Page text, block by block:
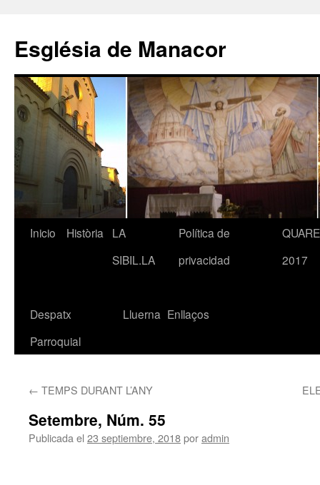
contenido
Església de Manacor
Inicio Història
LA
SIBIL.LA
Política de
privacidad
2017
Despatx
Parroquial
Lluerna Enllaços
← TEMPS DURANT L’ANY
Setembre, Núm. 55
Publicada el 23 septiembre, 2018poradmin